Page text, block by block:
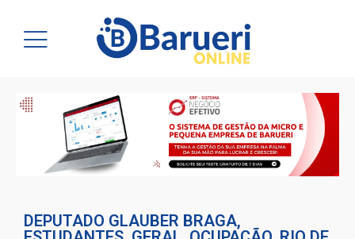
DEPUTADO GLAUBER BRAGA,